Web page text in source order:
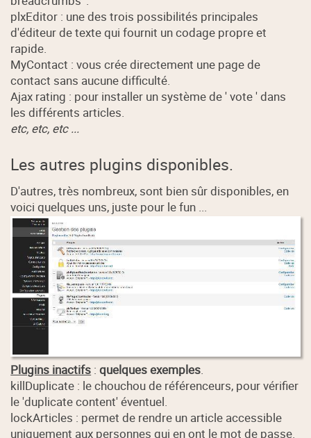
plxEditor : une des trois possibilités principales
d'éditeur de texte qui fournit un codage propre et
rapide.
MyContact : vous crée directement une page de
contact sans aucune difficulté.
Ajax rating : pour installer un système de ' vote ' dans
les différents articles.
etc, etc, etc ...
Les autres plugins disponibles.
D'autres, très nombreux, sont bien sûr disponibles, en
voici quelques uns, juste pour le fun ...
Plugins inactifs :quelques exemples.
killDuplicate : le chouchou de référenceurs, pour vérifier
le 'duplicate content' éventuel.
lockArticles : permet de rendre un article accessible
uniquement aux personnes qui en ont le mot de passe.